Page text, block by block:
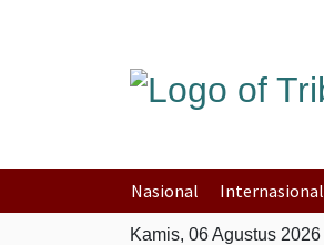
Nasional Internasional
Kamis, 06 Agustus 2026